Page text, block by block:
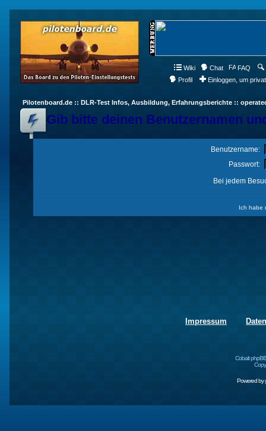
Wiki Chat FAQ
Profil
Einloggen, um
Pilotenboard.de :: DLR-Test Infos, Ausbildung, Erfahrungsberichte ::
Gib bitte deinen Benutzernamen
Benutzername:
Passwort:
Bei jedem
Ich habe
Impressum
Cobalt
Powered by